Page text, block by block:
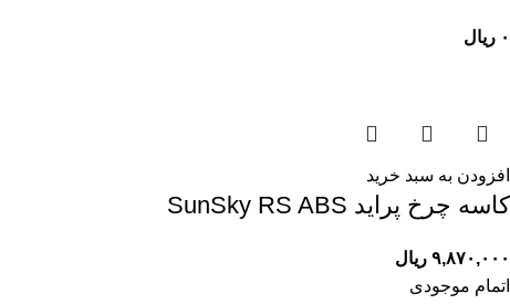
۰ ریال
افزودن به سبد خرید
کاسه چرخ پرايد SunSky RS ABS
۹,۸۷۰,۰۰۰ ریال
اتمام موجودی